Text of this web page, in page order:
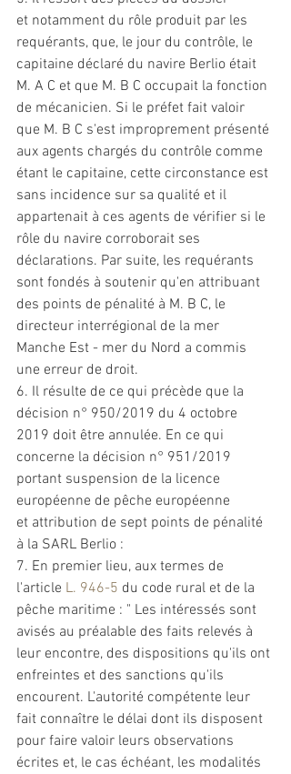
et notamment du rôle produit par les
requérants, que, le jour du contrôle, le
capitaine déclaré du navire Berlio était
M. A C et que M. B C occupait la fonction
de mécanicien. Si le préfet fait valoir
que M. B C s'est improprement présenté
aux agents chargés du contrôle comme
étant le capitaine, cette circonstance est
sans incidence sur sa qualité et il
appartenait à ces agents de vérifier si le
rôle du navire corroborait ses
déclarations. Par suite, les requérants
sont fondés à soutenir qu'en attribuant
des points de pénalité à M. B C, le
directeur interrégional de la mer
Manche Est - mer du Nord a commis
une erreur de droit.
6. Il résulte de ce qui précède que la
décision n° 950/2019 du 4 octobre
2019 doit être annulée. En ce qui
concerne la décision n° 951/2019
portant suspension de la licence
européenne de pêche européenne
et attribution de sept points de pénalité
à la SARL Berlio :
7. En premier lieu, aux termes de
l'article L. 946-5 du code rural et de la
pêche maritime : " Les intéressés sont
avisés au préalable des faits relevés à
leur encontre, des dispositions qu'ils ont
enfreintes et des sanctions qu'ils
encourent. L'autorité compétente leur
fait connaître le délai dont ils disposent
pour faire valoir leurs observations
écrites et, le cas échéant, les modalités